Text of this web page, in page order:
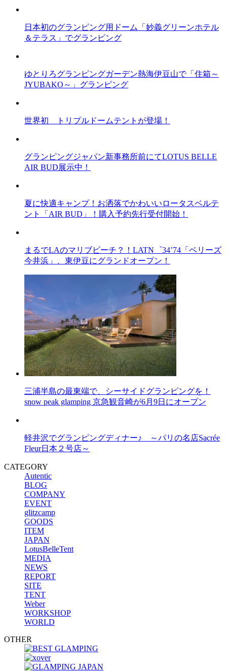
日本初のグランピング用ドーム「妙義グリーンホテル
＆テラス」でグランピング
ゆとりろグランピングガーデン熱海伊豆山で「住箱～
JYUBAKO～」グランピング
世界初 トリプルドームテントが登場！
グランピングジャパン新事務所前にてLOTUS BELLE
AIR BUD展示中！
夏に快適キャンプ！お洒落でかわいいロータスベルテ
ント「AIR BUD」！購入予約先行受付開始！
まるでLAのマリブビーチ？！LATN゜34’74「ベリーズ
今井浜」、東伊豆にグランドオープン！
三浦半島の最東端で、シーサイドグランピングを！
snow peak glamping 京急観音崎が6月9日にオープン
軽井沢でグランピングディナー♪ ～パリの名店Sacrée
Fleur日本２号店～
CATEGORY
Autentic
BLOG
COMPANY
EVENT
glitzcamp
GOODS
ITEM
JAPAN
LotusBelleTent
MEDIA
NEWS
REPORT
SITE
TENT
Weber
WORKSHOP
WORLD
OTHER